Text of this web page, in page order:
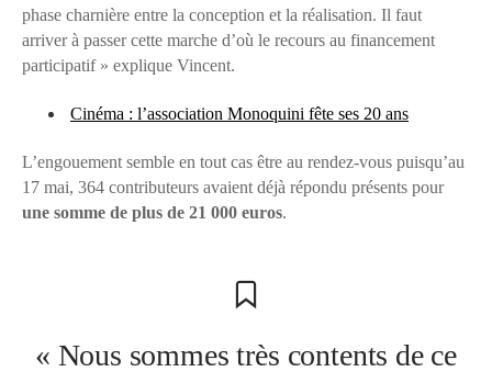
phase charnière entre la conception et la réalisation. Il faut
arriver à passer cette marche d’où le recours au financement
participatif » explique Vincent.
Cinéma : l’association Monoquini fête ses 20 ans
L’engouement semble en tout cas être au rendez-vous puisqu’au
17 mai, 364 contributeurs avaient déjà répondu présents pour
une somme de plus de 21 000 euros.
« Nous sommes très contents de ce